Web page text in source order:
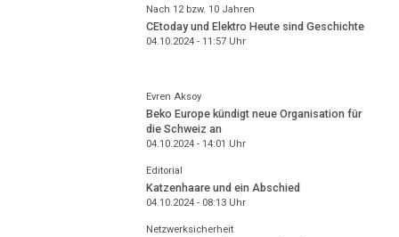
Nach 12 bzw. 10 Jahren
CEtoday und Elektro Heute sind Geschichte
04.10.2024 - 11:57Uhr
Evren Aksoy
Beko Europe kündigt neue Organisation für
die Schweiz an
04.10.2024 - 14:01 Uhr
Editorial
Katzenhaare und ein Abschied
04.10.2024 - 08:13Uhr
Netzwerksicherheit